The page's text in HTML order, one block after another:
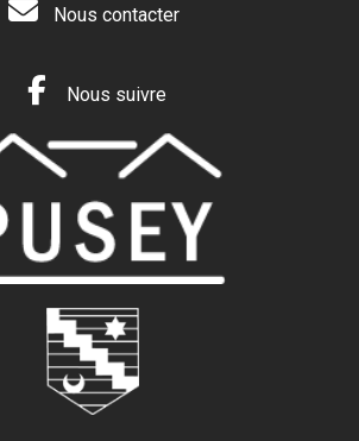
Nous contacter
Nous suivre